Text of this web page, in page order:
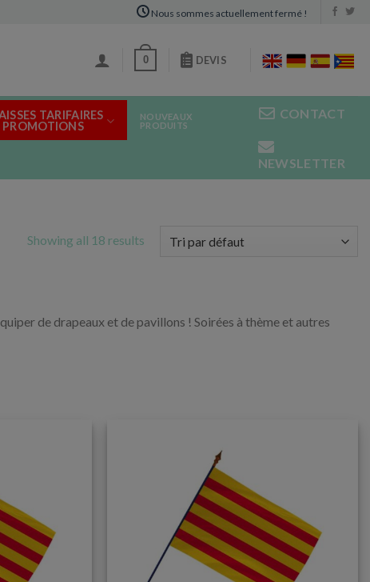
Nous sommes actuellement fermé !
0 DEVIS
TARIFAIRES
PROMOTIONS
NOUVEAUX
PRODUITS
CONTACT
NEWSLETTER
Showing all 18 results
de drapeaux et de pavillons ! Soirées à thème et autres